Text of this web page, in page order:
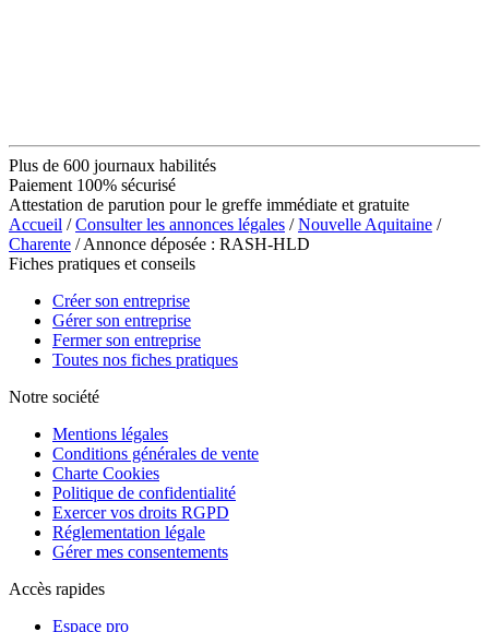
Plus de 600 journaux habilités
Paiement 100% sécurisé
Attestation de parution pour le greffe immédiate et gratuite
Accueil /Consulter les annonces légales /Nouvelle Aquitaine /
Charente / Annonce déposée : RASH-HLD
Fiches pratiques et conseils
Créer son entreprise
Gérer son entreprise
Fermer son entreprise
Toutes nos fiches pratiques
Notre société
Mentions légales
Conditions générales de vente
Charte Cookies
Politique de confidentialité
Exercer vos droits RGPD
Réglementation légale
Gérer mes consentements
Accès rapides
Espace pro